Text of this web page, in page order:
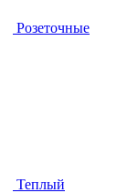
Розеточные
Теплый